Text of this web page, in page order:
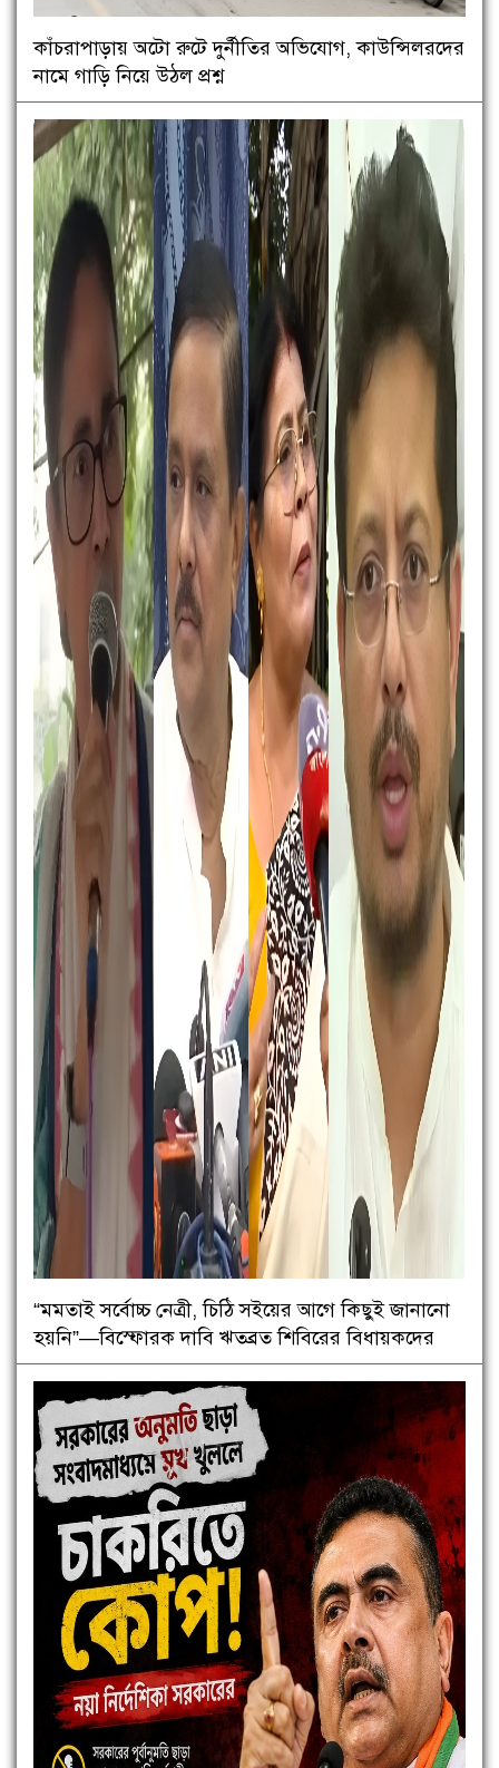
কাঁচরাপাড়ায় অটো রুটে দুর্নীতির অভিযোগ, কাউন্সিলরদের
নামে গাড়ি নিয়ে উঠল প্রশ্ন
“মমতাই সর্বোচ্চ নেত্রী, চিঠি সইয়ের আগে কিছুই জানানো
হয়নি”—বিস্ফোরক দাবি ঋতব্রত শিবিরের বিধায়কদের